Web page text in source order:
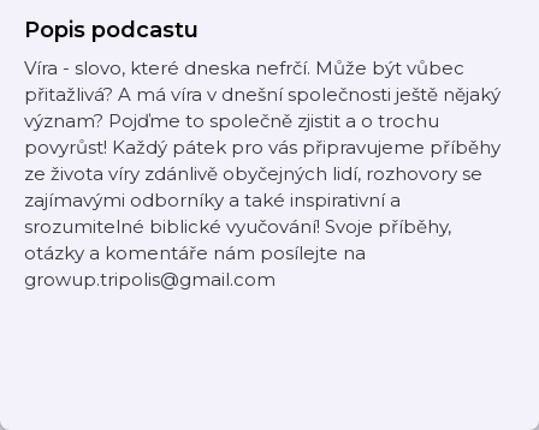
Popis podcastu
Víra - slovo, které dneska nefrčí. Může být vůbec
přitažlivá? A má víra v dnešní společnosti ještě nějaký
význam? Pojďme to společně zjistit a o trochu
povyrůst! Každý pátek pro vás připravujeme příběhy
ze života víry zdánlivě obyčejných lidí, rozhovory se
zajímavými odborníky a také inspirativní a
srozumitelné biblické vyučování! Svoje příběhy,
otázky a komentáře nám posílejte na
growup.tripolis@gmail.com